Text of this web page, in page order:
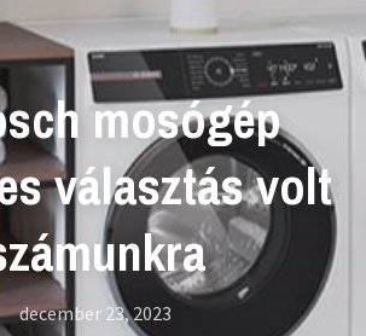
mosógép
választás volt
december 23, 2023